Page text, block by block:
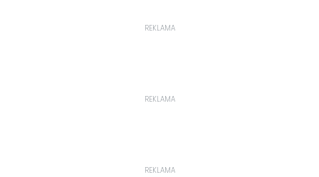
REKLAMA
REKLAMA
REKLAMA